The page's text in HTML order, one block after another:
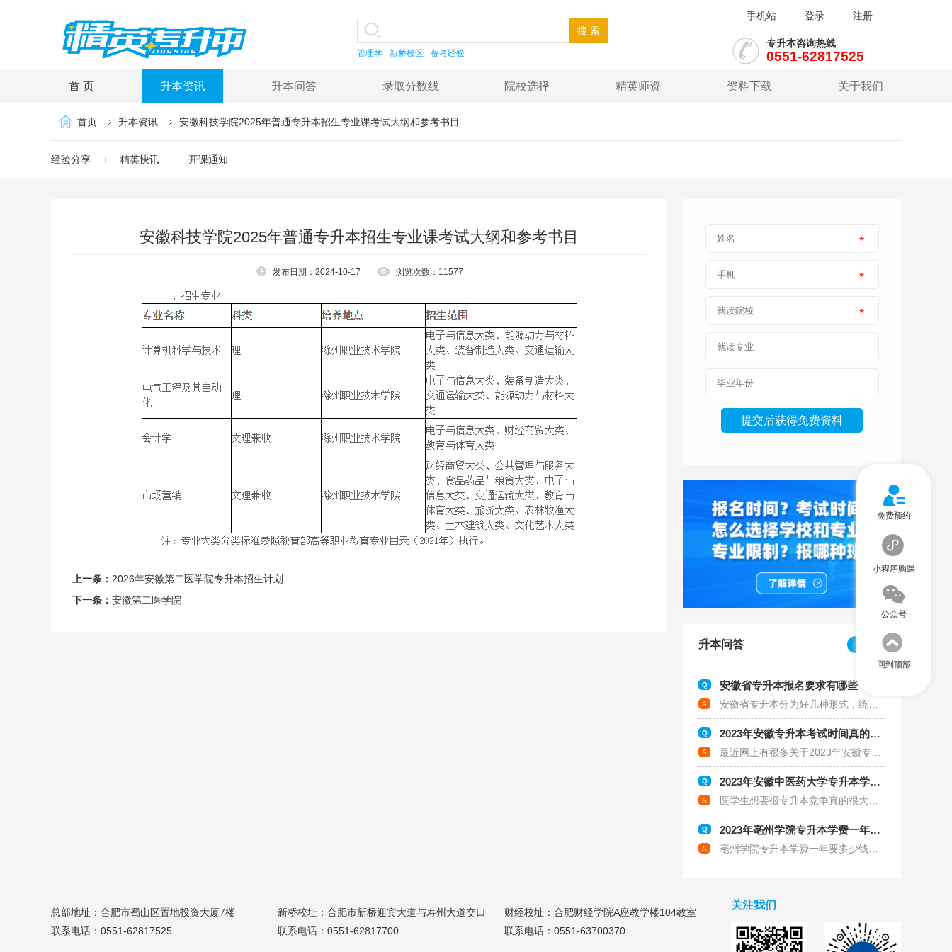
免费预约
小程序购课
公众号
回到顶部
管理学 新桥校区 备考经验
手机站 登录 注册
专升本咨询热线
0551-62817525
首 页 升本资讯 升本问答 录取分数线 院校选择 精英师资 资料下载 关于我们
首页 升本资讯 安徽科技学院2025年普通专升本招生专业课考试大纲和参考书目
经验分享 精英快讯 开课通知
安徽科技学院2025年普通专升本招生专业课考试大纲和参考书目
发布日期：2024-10-17 浏览次数：11577
上一条： 2026年安徽第二医学院专升本招生计划
下一条： 安徽第二医学院
升本问答
安徽省专升本报名要求有哪些？哪些人符合报考要求
安徽省专升本分为好几种形式，统招专升本、自考和成考，每种考试的报名条件都不一样，今天主要围绕统招专升本来跟大家说说考试的报名条件。一、安徽省专升本报名条件1、安徽省省属普通高校（以及经过批准举办普通高等职业教育的成人高等院校）的应届全日制普通高职（专科）毕业生；2、在安徽省应征入伍的具有普通高职（专科）学历的退役士兵。二、具体院校和专业的报名条件符合上述条件的，就可以报考安徽省普通专升本考试。但是，并不是自己想要报考哪些学校或者任何专业都行。从2022年安徽专升本的招生院校来看，一共有40所院校，但是每个院校的招生专业和专业限制都不一样。例如2022年安徽师范大学的学前教育专业，就只有专科专业在教育与体育大类的才能报考，其他专业做其他选择。一般来说，专升本大家尽量选择和自己专科专业相近的会比较好，毕竟自己在专科院校学习过，有一定的基础，这样才能在专升本考试中更有竞争力。总的来说，安徽专升本的报名条件并不高。如果你现在还是在校专科生，那就选择统招专升本，如果毕业了，就只能选择自考或者成考。
2023年安徽专升本考试时间真的会提前吗
最近网上有很多关于2023年安徽专升本考试会提前的消息，这也影响了一部分同学的备考状态。由于目前也没有具体的通知，但是大家可以参考往年的考试时间。一、往年安徽专升本考试时间2022年：报名时间：2022年3月18日-3月22日考试时间：2022年4月9日（原定），2022年7月2日-7月3日（由于疫情原因推迟）2021年：报名时间：2022年3月26日-3月31日考试时间：2022年4月17日-4月18日二、2023年安徽专升本考试时间如果没有其他情况的话，考试时间还是会在4月份或者5月份，在官方没有发布消息之前，大家不要被其他小道消息所影响，按部就班的备考即可。安徽专升本考试是一场实力和运气并存的考试，不管是选择专业还是选择院校，大家都要仔细斟酌，但是最后真正考验的还是大家的知识存储。但是备考不是拼时间，拼题量，有效的备考才是王道。
2023年安徽中医药大学专升本学费多少钱
医学生想要报专升本竞争真的很大，可选择的院校也不多。说到安徽中医药大学专升本的学费，医学生的学费肯定会比普通专业的学费要贵一点，下面以2022年的学费来跟大家说说看。一、安徽中医药大学专升本学费学费每年5500元的专业：康复治疗学、护理学学费每年6050元的专业：针灸推拿学、药学、中药学其中针灸推拿学专业学制为3年，康复治疗学、药学、中药学、护理学专业学制为2年。二、安徽中医药大学专升本学费贵吗安徽中医药大学作为一所公立院校，学费并不算贵，所以想要报考的同学们可以放心报考。不过，大家报考前一定要注意专业限制，如果专业不符合就不能报考。然后还要结合往年的招生人数和报考人数进行分析竞争系数，看看自己的基础离目标还差多少。以上就是安徽中医药大学专升本学费的相关内容，希望对大家有所帮助。
2023年亳州学院专升本学费一年要多少钱
亳州学院专升本学费一年要多少钱？在选择专升本院校的时候，很多同学都会考虑这个问题，但是就亳州学院来说，学费不是问题，因为公办院校的学费都属于正常范围，不会很贵。一、亳州学院专升本收费标准学费每年4600元的专业：英语、酒店管理学费每年4900元的专业：体育教育、食品科学与工程学费每年5060元的专业：小学教育、学前教育学费每年5720元的专业：中药学学费每年8000元的专业：音乐学以上是2022年亳州学院专升本的学费收费情况，仅供参考，具体还是以当年的招生简章发布的学费为准。但是就目前发布的2023年招生方案来看，以下专业已经停招：体育教育、食品科学与工程、中药学、英语、酒店管理，备考的同学们需要注意下。二、亳州学院专升本学费贵不贵其实就整体来看，亳州学院专升本的学费并不贵，毕竟是公办院校。相比民办院校的两三万来说，大家还是好好珍惜吧，抓紧备考，争取考上公办。但是如果分数只能上民办，经济条件允许的情况下，我建议还是要继续上学，毕竟全日制的本科学历越来越重要了。以上就是关于亳州学院专升本学费的一些内容，希望对大家有所帮助。
总部地址：合肥市蜀山区置地投资大厦7楼
联系电话：0551-62817525
新桥校址：合肥市新桥迎宾大道与寿州大道交口
联系电话：0551-62817700
财经校址：合肥财经学院A座教学楼104教室
联系电话：0551-63700370
关注我们